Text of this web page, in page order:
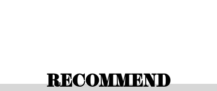
RECOMMEND